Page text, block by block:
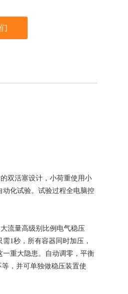
双活塞设计，小荷重使用小
化试验。试验过程全电脑控
流量高级别比例电气稳压
1秒，所有容器同时加压，
重大隐患。自动调零，平衡
，并可单独做稳压装置使